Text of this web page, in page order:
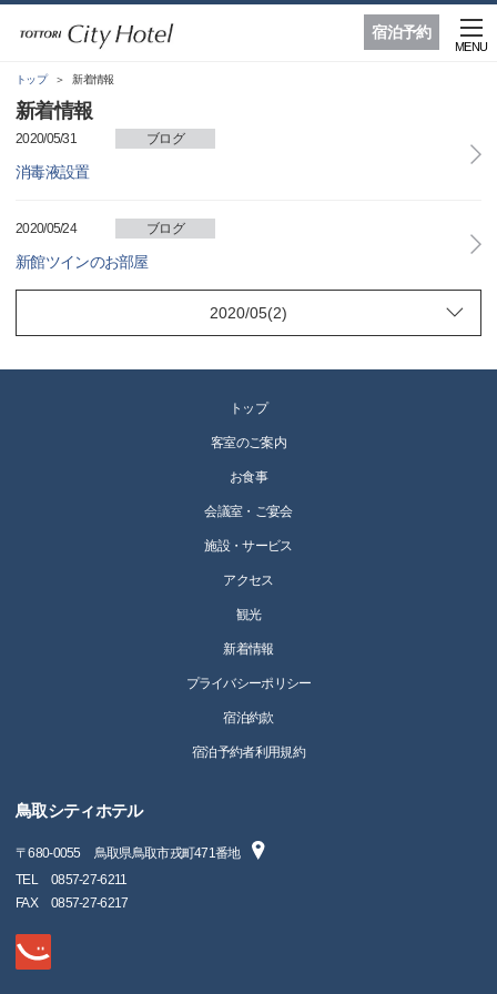
宿泊予約
MENU
トップ 新着情報
新着情報
2020/05/31 ブログ
消毒液設置
2020/05/24 ブログ
新館ツインのお部屋
トップ
客室のご案内
お食事
会議室・ご宴会
施設・サービス
アクセス
観光
新着情報
プライバシーポリシー
宿泊約款
宿泊予約者利用規約
鳥取シティホテル
〒680-0055
鳥取県鳥取市戎町471番地
TEL
0857-27-6211
FAX
0857-27-6217